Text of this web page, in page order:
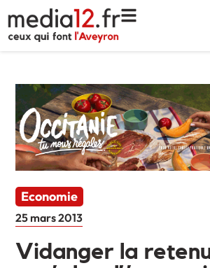
Economie
25 mars 2013
Vidanger la